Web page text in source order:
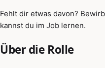
Fehlt dir etwas davon?
kannst du im Job lernen.
Über die Rolle